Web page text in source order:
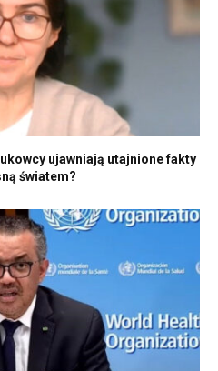
ujawniają utajnione fakty
światem?